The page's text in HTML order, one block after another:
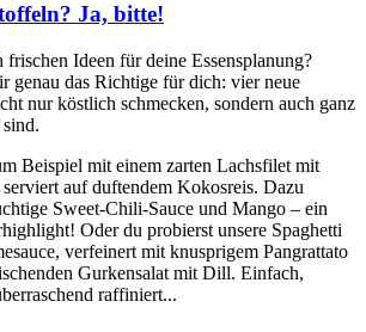
Ja, bitte!
frischen Ideen für deine Essensplanung?
genau das Richtige für dich: vier neue
nur köstlich schmecken, sondern auch ganz
Beispiel mit einem zarten Lachsfilet mit
auf duftendem Kokosreis. Dazu
Sweet-Chili-Sauce und Mango – ein
Oder du probierst unsere Spaghetti
verfeinert mit knusprigem Pangrattato
Gurkensalat mit Dill. Einfach,
raffiniert...